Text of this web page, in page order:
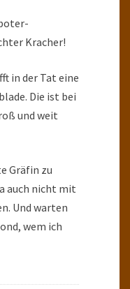
Kracher!
in der Tat eine
Die ist bei
und weit
Gräfin zu
auch nicht mit
Und warten
wem ich